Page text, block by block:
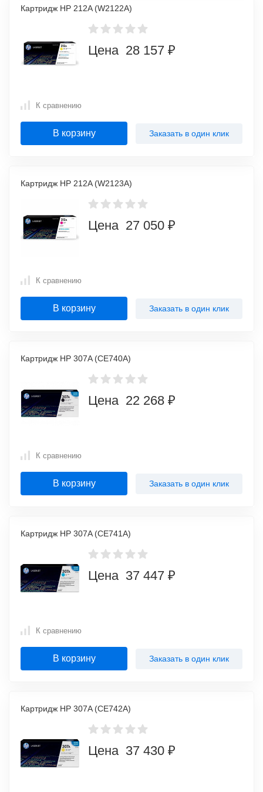
Картридж HP 212A (W2122A)
Цена 28 157 ₽
К сравнению
В корзину Заказать в один клик
Картридж HP 212A (W2123A)
Цена 27 050 ₽
К сравнению
В корзину Заказать в один клик
Картридж HP 307A (CE740A)
Цена 22 268 ₽
К сравнению
В корзину Заказать в один клик
Картридж HP 307A (CE741A)
Цена 37 447 ₽
К сравнению
В корзину Заказать в один клик
Картридж HP 307A (CE742A)
Цена 37 430 ₽